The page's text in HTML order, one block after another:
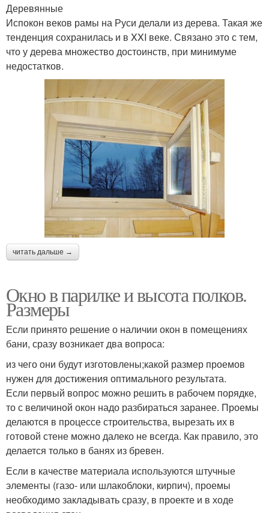
Деревянные
Испокон веков рамы на Руси делали из дерева. Такая же
тенденция сохранилась и в XXI веке. Связано это с тем,
что у дерева множество достоинств, при минимуме
недостатков.
читать дальше →
Окно в парилке и высота полков.
Размеры
Если принято решение о наличии окон в помещениях
бани, сразу возникает два вопроса:
из чего они будут изготовлены;какой размер проемов
нужен для достижения оптимального результата.
Если первый вопрос можно решить в рабочем порядке,
то с величиной окон надо разбираться заранее. Проемы
делаются в процессе строительства, вырезать их в
готовой стене можно далеко не всегда. Как правило, это
делается только в банях из бревен.
Если в качестве материала используются штучные
элементы (газо- или шлакоблоки, кирпич), проемы
необходимо закладывать сразу, в проекте и в ходе